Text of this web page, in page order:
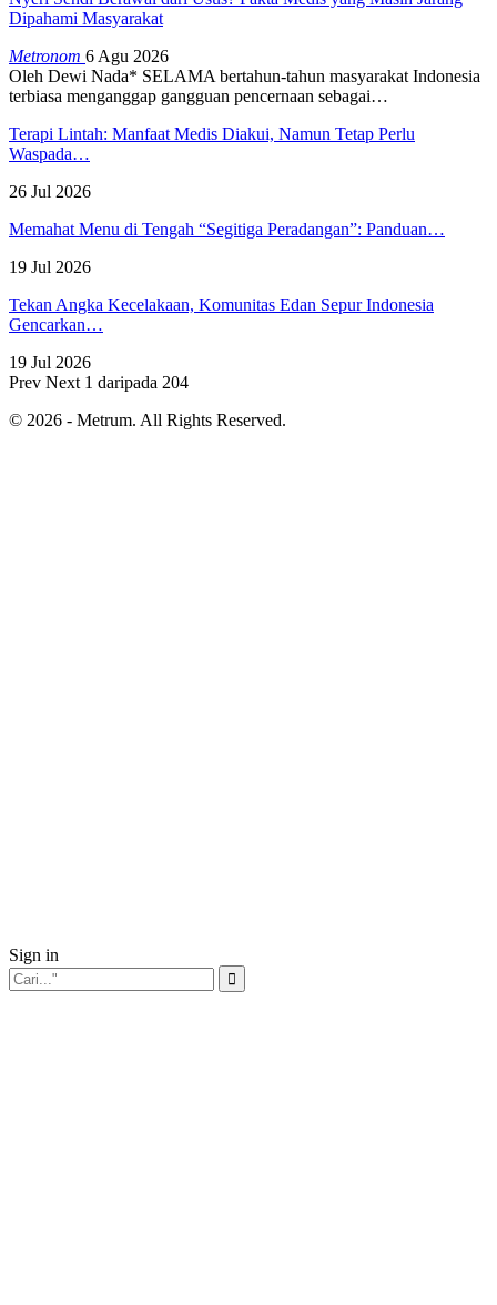
Dipahami Masyarakat
Metronom 6 Agu 2026
Oleh Dewi Nada* SELAMA bertahun-tahun masyarakat Indonesia
terbiasa menganggap gangguan pencernaan sebagai…
Terapi Lintah: Manfaat Medis Diakui, Namun Tetap Perlu
Waspada…
26 Jul 2026
Memahat Menu di Tengah “Segitiga Peradangan”: Panduan…
19 Jul 2026
Tekan Angka Kecelakaan, Komunitas Edan Sepur Indonesia
Gencarkan…
19 Jul 2026
Prev Next 1 daripada 204
© 2026 - Metrum. All Rights Reserved.
Sign in